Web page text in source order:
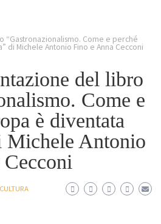
“Gastronazionalismo. Come e perché
di Michele Antonio Fino e Anna Cecconi
del libro
Come e
è diventata
Michele Antonio